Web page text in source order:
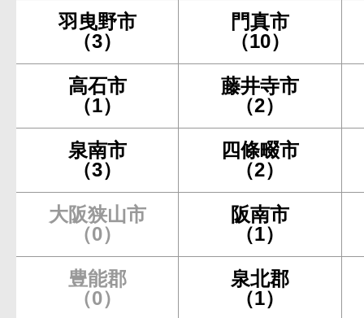
羽曳野市
（3）
門真市
（10）
高石市
（1）
藤井寺市
（2）
泉南市
（3）
四條畷市
（2）
大阪狭山市
（0）
阪南市
（1）
豊能郡
（0）
泉北郡
（1）